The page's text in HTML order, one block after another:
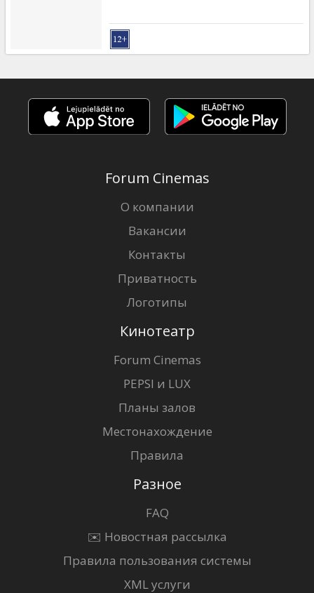
Forum Cinemas
О компании
Вакансии
Контакты
Приватность
Логотипы
Кинотеатр
Forum Cinemas
PEPSI и LUX
Планы залов
Местонахождение
Правила
Разное
FAQ
✉️ Новостная рассылка
Правила пользования системы
XML услуги